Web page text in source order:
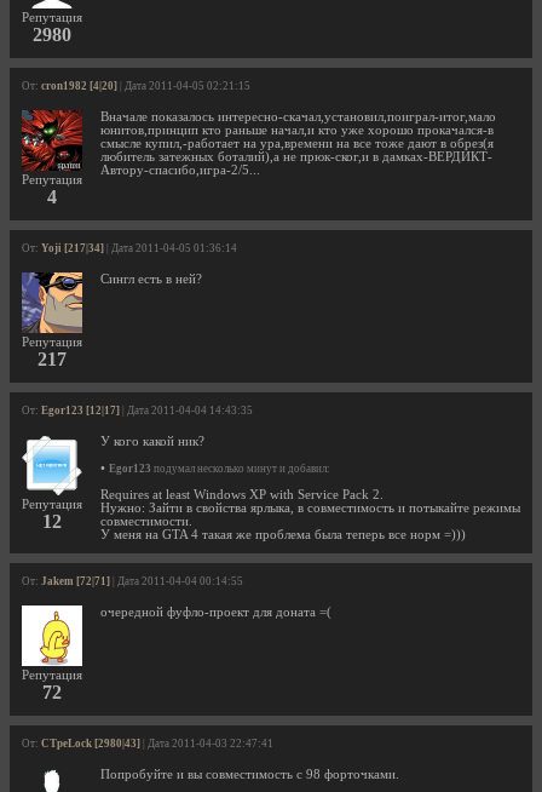
Репутация
2980
От: cron1982 [4|20] | Дата 2011-04-05 02:21:15
Репутация
4
Вначале показалось интересно-скачал,установил,поиграл-итог,мало
юнитов,принцип кто раньше начал,и кто уже хорошо прокачался-в
смысле купил,-работает на ура,времени на все тоже дают в обрез(я
любитель затежных боталий),а не прюк-ског,и в дамках-ВЕРДИКТ-
Автору-спасибо,игра-2/5...
От: Yoji [217|34] | Дата 2011-04-05 01:36:14
Репутация
217
Сингл есть в ней?
От: Egor123 [12|17] | Дата 2011-04-04 14:43:35
Репутация
12
У кого какой ник?
• Egor123 подумал несколько минут и добавил:
Requires at least Windows XP with Service Pack 2.
Нужно: Зайти в свойства ярлыка, в совместимость и потыкайте режимы
совместимости.
У меня на GTA 4 такая же проблема была теперь все норм =)))
От: Jakem [72|71] | Дата 2011-04-04 00:14:55
Репутация
72
очередной фуфло-проект для доната =(
От: CTpeLock [2980|43] | Дата 2011-04-03 22:47:41
Попробуйте и вы совместимость с 98 форточками.